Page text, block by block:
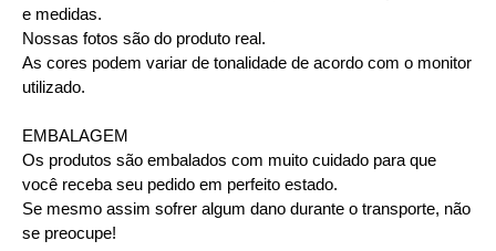
e medidas.
Nossas fotos são do produto real.
As cores podem variar de tonalidade de acordo com o monitor
utilizado.
EMBALAGEM
Os produtos são embalados com muito cuidado para que
você receba seu pedido em perfeito estado.
Se mesmo assim sofrer algum dano durante o transporte, não
se preocupe!